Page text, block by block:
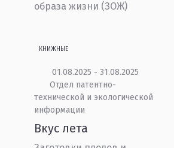
образа жизни (ЗОЖ)
КНИЖНЫЕ
01.08.2025 - 31.08.2025
Отдел патентно-
технической и экологической
информации
Вкус лета